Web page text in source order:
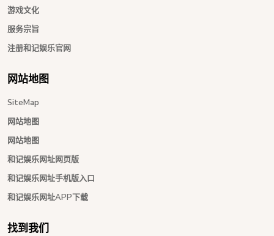
游戏文化
服务宗旨
注册和记娱乐官网
网站地图
SiteMap
网站地图
网站地图
和记娱乐网址网页版
和记娱乐网址手机版入口
和记娱乐网址APP下载
找到我们